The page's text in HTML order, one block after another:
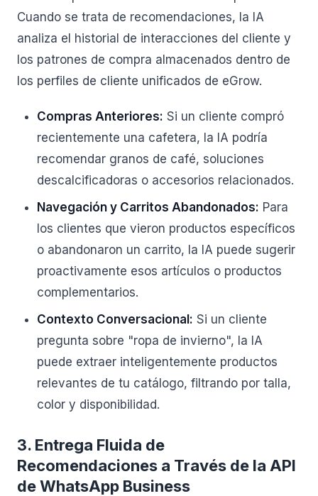
Cuando se trata de recomendaciones, la IA
analiza el historial de interacciones del cliente y
los patrones de compra almacenados dentro de
los perfiles de cliente unificados de eGrow.
Compras Anteriores: Si un cliente compró
recientemente una cafetera, la IA podría
recomendar granos de café, soluciones
descalcificadoras o accesorios relacionados.
Navegación y Carritos Abandonados: Para
los clientes que vieron productos específicos
o abandonaron un carrito, la IA puede sugerir
proactivamente esos artículos o productos
complementarios.
Contexto Conversacional: Si un cliente
pregunta sobre "ropa de invierno", la IA
puede extraer inteligentemente productos
relevantes de tu catálogo, filtrando por talla,
color y disponibilidad.
3. Entrega Fluida de
Recomendaciones a Través de la API
de WhatsApp Business